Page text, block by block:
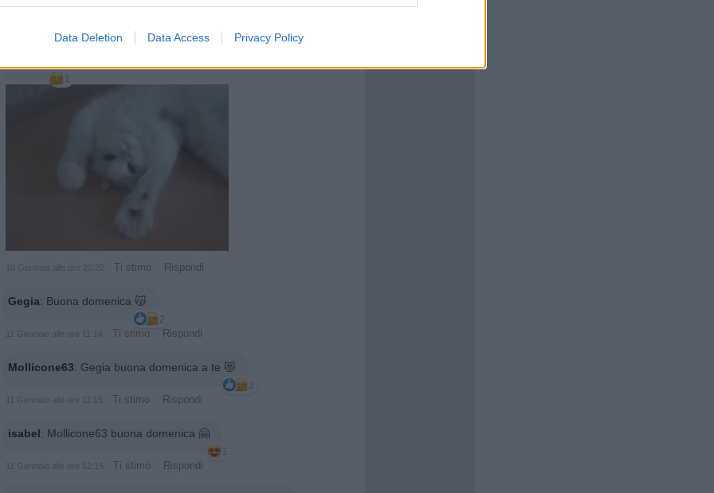
Data Deletion Data Access Privacy Policy
1
10 Gennaio alle ore 20:32 Ti stimo Rispondi
Gegia: Buona domenica 😽
2
11 Gennaio alle ore 11:14 Ti stimo Rispondi
Mollicone63: Gegia buona domenica a te 😻
2
11 Gennaio alle ore 11:15 Ti stimo Rispondi
isabel: Mollicone63 buona domenica 🤗
1
11 Gennaio alle ore 12:15 Ti stimo Rispondi